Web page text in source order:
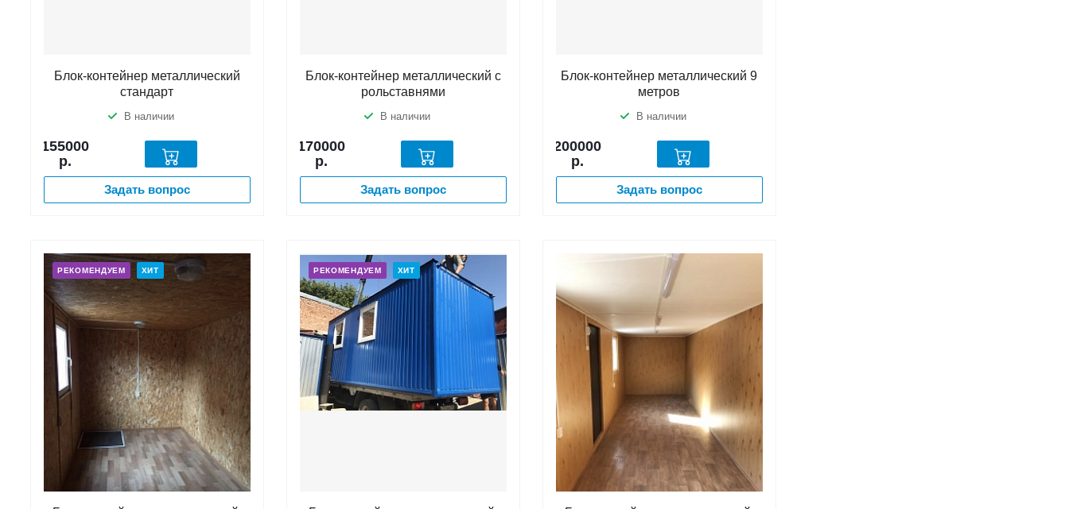
Блок-контейнер металлический
стандарт
В наличии
155000
р.
Задать вопрос
Блок-контейнер металлический с
рольставнями
В наличии
170000
р.
Задать вопрос
Блок-контейнер металлический 9
метров
В наличии
200000
р.
Задать вопрос
РЕКОМЕНДУЕМ ХИТ РЕКОМЕНДУЕМ ХИТ